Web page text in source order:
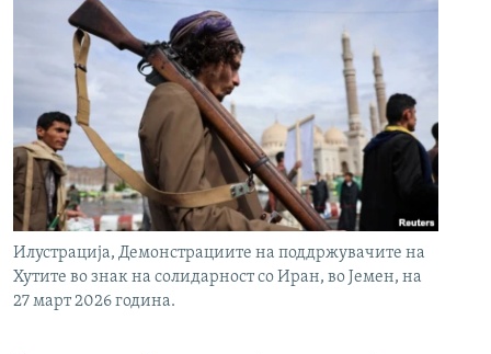
Илустрација, Демонстрациите на поддржувачите на
Хутите во знак на солидарност со Иран, во Јемен, на
27 март 2026 година.